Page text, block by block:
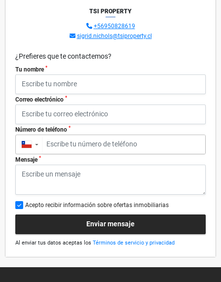
TSI PROPERTY
+56950828619
sigrid.nichols@tsiproperty.cl
¿Prefieres que te contactemos?
Tu nombre *
Correo electrónico *
Número de teléfono *
▼
Mensaje *
Acepto recibir información sobre ofertas inmobiliarias
Enviar mensaje
Al enviar tus datos aceptas los Términos de servicio y privacidad